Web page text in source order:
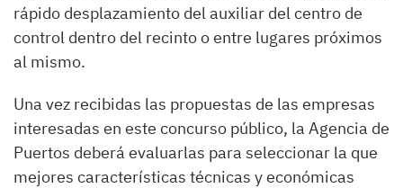
rápido desplazamiento del auxiliar del centro de
control dentro del recinto o entre lugares próximos
al mismo.
Una vez recibidas las propuestas de las empresas
interesadas en este concurso público, la Agencia de
Puertos deberá evaluarlas para seleccionar la que
mejores características técnicas y económicas